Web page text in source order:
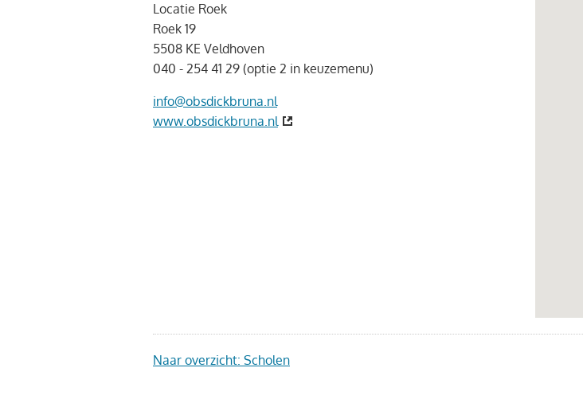
Locatie Roek
Roek 19
5508 KE Veldhoven
040 - 254 41 29 (optie 2 in keuzemenu)
info@obsdickbruna.nl
www.obsdickbruna.nl
Naar overzicht: Scholen